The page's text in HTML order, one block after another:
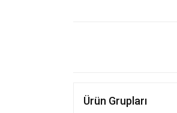
Ürün Grupları